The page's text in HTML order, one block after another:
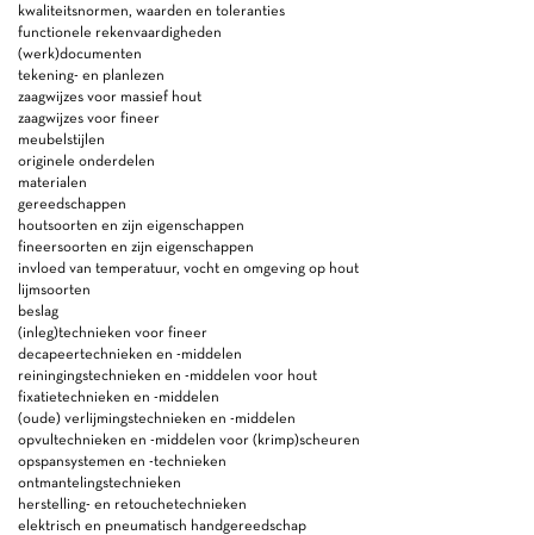
kwaliteitsnormen, waarden en toleranties
functionele rekenvaardigheden
(werk)documenten
tekening- en planlezen
zaagwijzes voor massief hout
zaagwijzes voor fineer
meubelstijlen
originele onderdelen
materialen
gereedschappen
houtsoorten en zijn eigenschappen
fineersoorten en zijn eigenschappen
invloed van temperatuur, vocht en omgeving op hout
lijmsoorten
beslag
(inleg)technieken voor fineer
decapeertechnieken en -middelen
reiningingstechnieken en -middelen voor hout
fixatietechnieken en -middelen
(oude) verlijmingstechnieken en -middelen
opvultechnieken en -middelen voor (krimp)scheuren
opspansystemen en -technieken
ontmantelingstechnieken
herstelling- en retouchetechnieken
elektrisch en pneumatisch handgereedschap